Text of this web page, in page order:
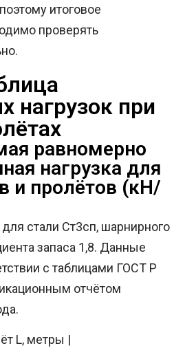
итоговое
проверять
нагрузок при
равномерно
нагрузка для
и пролётов (кН/
стали Ст3сп, шарнирного
запаса 1,8. Данные
с таблицами ГОСТ Р
отчётом
L, метры |